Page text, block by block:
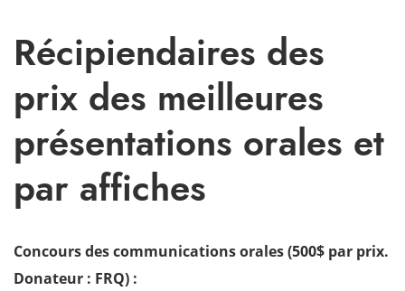
Récipiendaires des
prix des meilleures
présentations orales et
par affiches
Concours des communications orales(500$ par prix.
Donateur : FRQ) :